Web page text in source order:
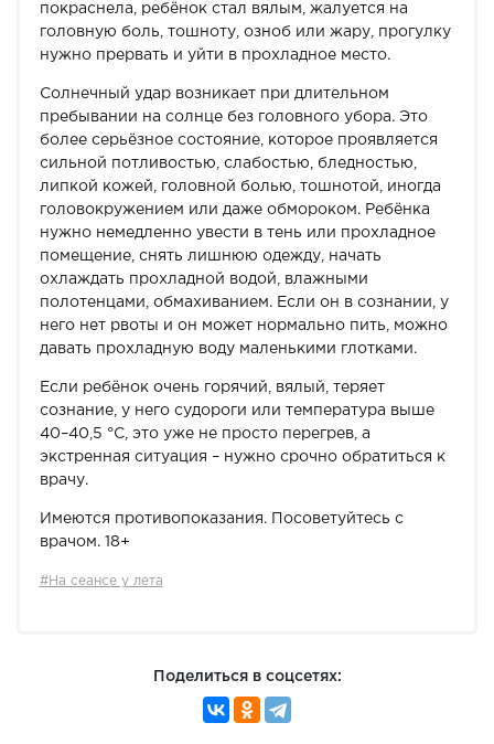
покраснела, ребёнок стал вялым, жалуется на
головную боль, тошноту, озноб или жару, прогулку
нужно прервать и уйти в прохладное место.
Солнечный удар возникает при длительном
пребывании на солнце без головного убора. Это
более серьёзное состояние, которое проявляется
сильной потливостью, слабостью, бледностью,
липкой кожей, головной болью, тошнотой, иногда
головокружением или даже обмороком. Ребёнка
нужно немедленно увести в тень или прохладное
помещение, снять лишнюю одежду, начать
охлаждать прохладной водой, влажными
полотенцами, обмахиванием. Если он в сознании, у
него нет рвоты и он может нормально пить, можно
давать прохладную воду маленькими глотками.
Если ребёнок очень горячий, вялый, теряет
сознание, у него судороги или температура выше
40–40,5 °C, это уже не просто перегрев, а
экстренная ситуация – нужно срочно обратиться к
врачу.
Имеются противопоказания. Посоветуйтесь с
врачом. 18+
#На сеансе у лета
Поделиться в соцсетях: